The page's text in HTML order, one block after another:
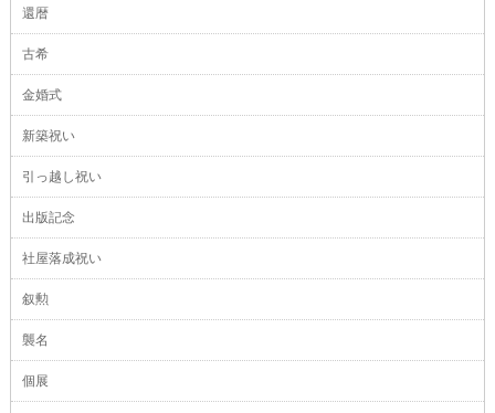
還暦
古希
金婚式
新築祝い
引っ越し祝い
出版記念
社屋落成祝い
叙勲
襲名
個展